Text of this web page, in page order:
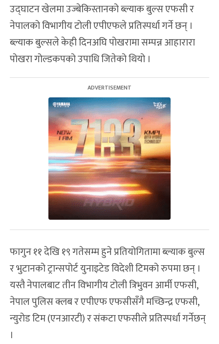
उद्घाटन खेलमा उज्बेकिस्तानको ब्ल्याक बुल्स एफसी र
नेपालको विभागीय टोली एपीएफले प्रतिस्पर्धा गर्ने छन् ।
ब्ल्याक बुल्सले केही दिनअघि पोखरामा सम्पन्न आहारारा
पोखरा गोल्डकपको उपाधि जितेको थियो ।
फागुन ११ देखि १९ गतेसम्म हुने प्रतियोगितामा ब्ल्याक बुल्स
र भुटानको ट्रान्सपोर्ट युनाइटेड विदेशी टिमको रुपमा छन् ।
यस्तै नेपालबाट तीन विभागीय टोली त्रिभुवन आर्मी एफसी,
नेपाल पुलिस क्लब र एपीएफ एफसीसँगै मच्छिन्द्र एफसी,
न्युरोड टिम (एनआरटी) र संकटा एफसीले प्रतिस्पर्धा गर्नेछन्
।